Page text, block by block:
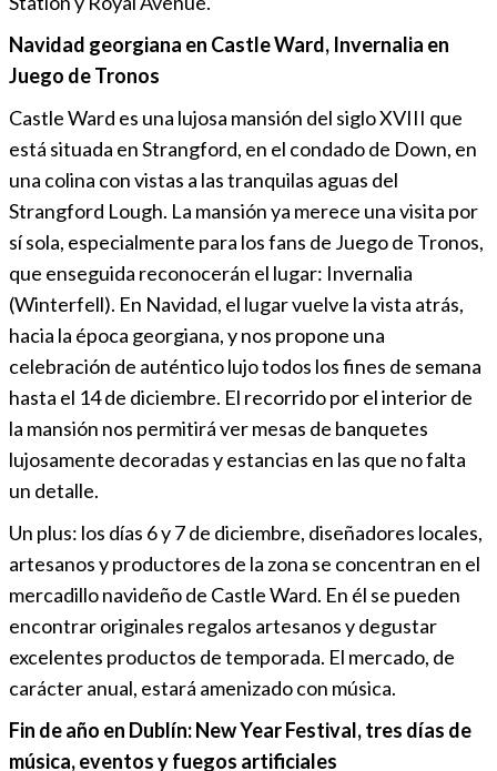
Navidad georgiana en Castle Ward, Invernalia en
Juego de Tronos
Castle Ward es una lujosa mansión del siglo XVIII que
está situada en Strangford, en el condado de Down, en
una colina con vistas a las tranquilas aguas del
Strangford Lough. La mansión ya merece una visita por
sí sola, especialmente para los fans de Juego de Tronos,
que enseguida reconocerán el lugar: Invernalia
(Winterfell). En Navidad, el lugar vuelve la vista atrás,
hacia la época georgiana, y nos propone una
celebración de auténtico lujo todos los fines de semana
hasta el 14 de diciembre. El recorrido por el interior de
la mansión nos permitirá ver mesas de banquetes
lujosamente decoradas y estancias en las que no falta
un detalle.
Un plus: los días 6 y 7 de diciembre, diseñadores locales,
artesanos y productores de la zona se concentran en el
mercadillo navideño de Castle Ward. En él se pueden
encontrar originales regalos artesanos y degustar
excelentes productos de temporada. El mercado, de
carácter anual, estará amenizado con música.
Fin de año en Dublín: New Year Festival, tres días de
música, eventos y fuegos artificiales